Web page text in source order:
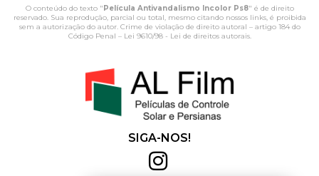
O conteúdo do texto " Película Antivandalismo Incolor Ps8" é de direito
reservado. Sua reprodução, parcial ou total, mesmo citando nossos links, é proibida
sem a autorização do autor. Crime de violação de direito autoral – artigo 184 do
Código Penal – Lei 9610/98 - Lei de direitos autorais.
SIGA-NOS!